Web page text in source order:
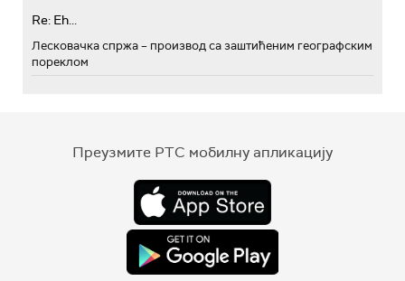
Re: Eh...
Лесковачка спржа – производ са заштићеним географским
пореклом
Преузмите РТС мобилну апликацију